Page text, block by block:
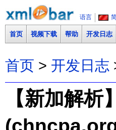
语言
首页 视频下载 帮助 开发日志
首页 > 开发日志
【新加解